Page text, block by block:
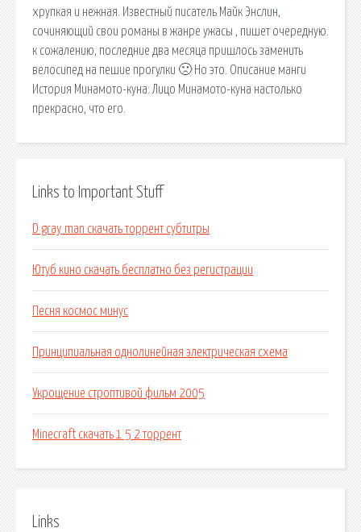
хрупкая и нежная. Известный писатель Майк Энслин,
сочиняющий свои романы в жанре ужасы , пишет очередную.
к сожалению, последние два месяца пришлось заменить
велосипед на пешие прогулки 🙁 Но это. Описание манги
История Минамото-куна: Лицо Минамото-куна настолько
прекрасно, что его.
Links to Important Stuff
D gray man скачать торрент субтитры
Ютуб кино скачать бесплатно без регистрации
Песня космос минус
Принципиальная однолинейная электрическая схема
Укрощение строптивой фильм 2005
Minecraft скачать 1 5 2 торрент
Links